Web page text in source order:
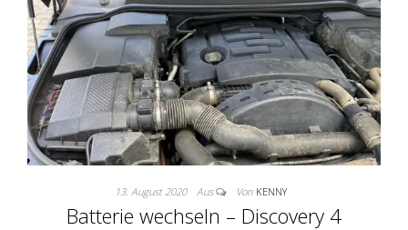
13. August 2020 Aus Von KENNY
Batterie wechseln – Discovery 4